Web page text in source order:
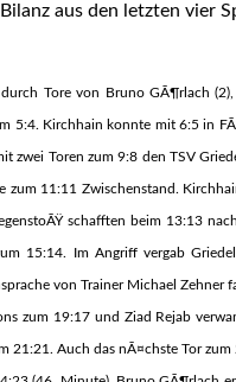
aus den letzten vier
Tore von Bruno GÃ¶rlach
5:4. Kirchhain konnte mit 6:5 in
zwei Toren zum 9:8 den TSV
zum 11:11 Zwischenstand.
schafften beim 13:13
15:14. Im Angriff vergab
von Trainer Michael Zehner
zum 19:17 und Ziad Rejab
21:21. Auch das nÃ¤chste Tor